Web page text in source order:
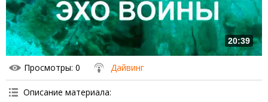
20:39
Просмотры: 0 Дайвинг
Описание материала: